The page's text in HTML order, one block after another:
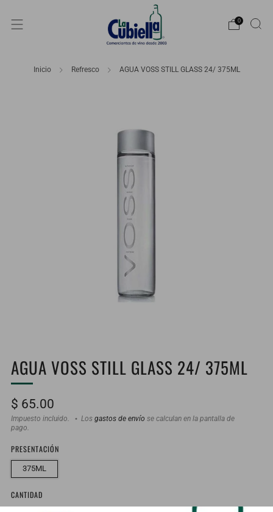
0
Inicio Refresco AGUA VOSS STILL GLASS 24/ 375ML
AGUA VOSS STILL GLASS 24/ 375ML
Precio
habitual
$ 65.00
Impuesto incluido. Los gastos de envío se calculan en la pantalla de
pago.
PRESENTACIÓN
375ML
CANTIDAD